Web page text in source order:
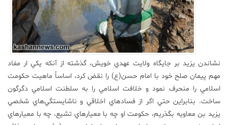
نشاندن يزيد بر جايگاه ولايت عهدي خویش، گذشته از آنكه يكي ار مفاد
مهم پيمان صلح خود با امام حسن(ع) را نقض كرد، اساساً ماهيت حكومت
اسلامي را منحرف نمود و خلافت اسلامي را به سلطنت اسلامي دگرگون
ساخت. بنابراين حتي اگر از فسادهاي اخلاقي و ناشايستگي‌هاي شخصي
يزيد ‌بن معاويه بگذريم، حكومت او چه با معيارهاي تشيع، چه با معيارهاي